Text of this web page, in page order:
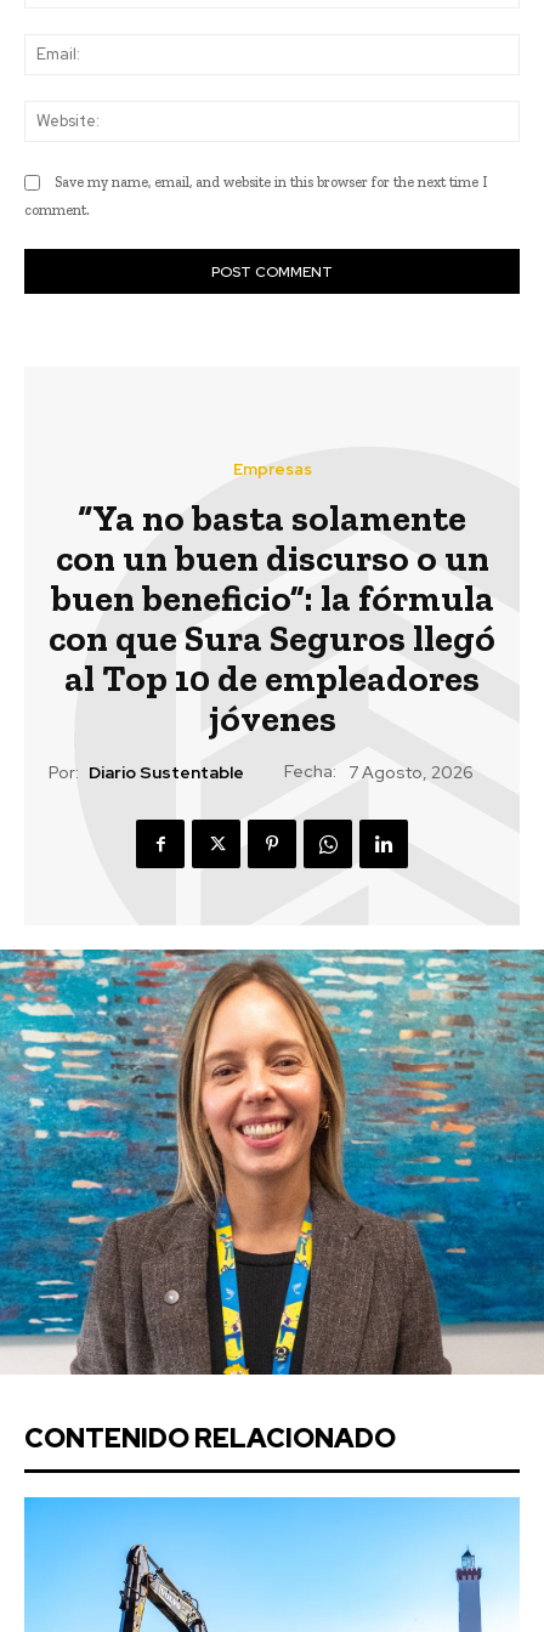
Save my name, email, and website in this browser for the next time I
comment.